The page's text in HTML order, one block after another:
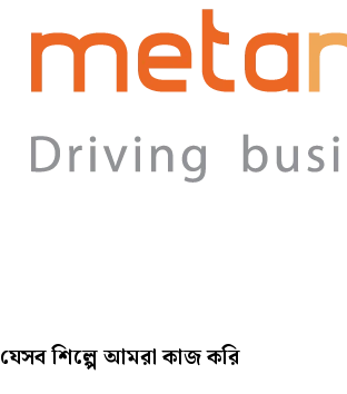
যেসব শিল্পে আমরা কাজ করি